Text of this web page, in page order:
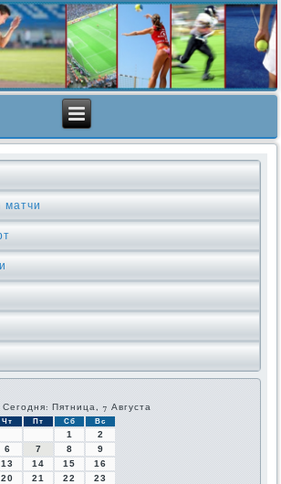
матчи
Сегодня: Пятница, 7 Августа
Чт Пт Сб Вс
1
2
6 7 8
9
13 14 15
16
20 21 22
23